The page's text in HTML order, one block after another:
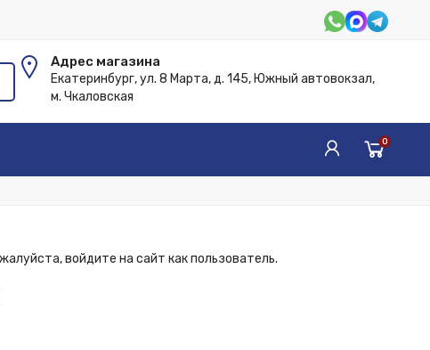
Адрес магазина
Екатеринбург, ул. 8 Марта, д. 145, Южный автовокзал,
м. Чкаловская
0
войдите на сайт как пользователь.